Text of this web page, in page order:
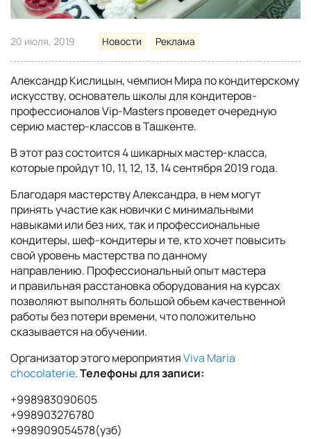
20 июля, 2019 Новости Реклама
Александр Кислицын, чемпион Мира по кондитерскому
искусству, основатель школы для кондитеров-
профессионалов Vip-Masters проведет очередную
серию мастер-классов в Ташкенте.
В этот раз состоится 4 шикарных мастер-класса,
которые пройдут 10, 11, 12, 13, 14 сентября 2019 года.
Благодаря мастерству Александра, в нем могут
принять участие как новички с минимальными
навыками или без них, так и профессиональные
кондитеры, шеф-кондитеры и те, кто хочет повысить
свой уровень мастерства по данному
направлению. Профессиональный опыт мастера
и правильная расстановка оборудования на курсах
позволяют выполнять большой объем качественной
работы без потери времени, что положительно
сказывается на обучении.
Организатор этого мероприятияViva Maria
chocolaterie.Телефоны для записи:
+998983090605
+998903276780
+998909054578(узб)